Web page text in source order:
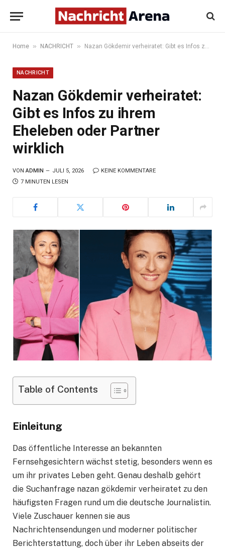
Home » NACHRICHT » Nazan Gökdemir verheiratet: Gibt es Infos zu ihrem Eheleben oder Partner wirklich
NACHRICHT
Nazan Gökdemir verheiratet:
Gibt es Infos zu ihrem
Eheleben oder Partner
wirklich
VON ADMIN JULI 5, 2026
KEINE KOMMENTARE
7 MINUTEN LESEN
Table of Contents
Einleitung
Das öffentliche Interesse an bekannten
Fernsehgesichtern wächst stetig, besonders wenn es
um ihr privates Leben geht. Genau deshalb gehört
die Suchanfrage nazan gökdemir verheiratet zu den
häufigsten Fragen rund um die deutsche Journalistin.
Viele Zuschauer kennen sie aus
Nachrichtensendungen und moderner politischer
Berichterstattung, doch über ihr Leben abseits der